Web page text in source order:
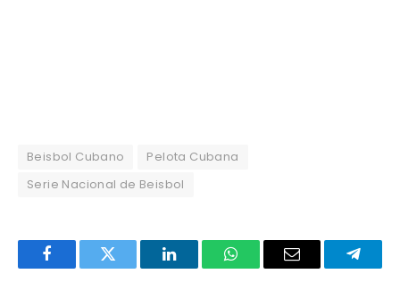
Beisbol Cubano
Pelota Cubana
Serie Nacional de Beisbol
FacebookTwitter LinkedInWhatsAppEmail